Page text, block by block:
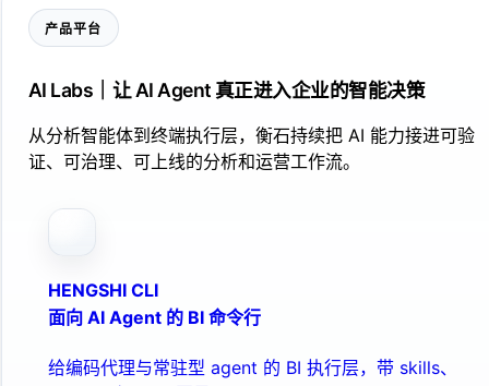
产品平台
AI Labs｜让 AI Agent 真正进入企业的智能决策
从分析智能体到终端执行层，衡石持续把 AI 能力接进可验
证、可治理、可上线的分析和运营工作流。
HENGSHI CLI
面向 AI Agent 的 BI 命令行
给编码代理与常驻型 agent 的 BI 执行层，带 skills、